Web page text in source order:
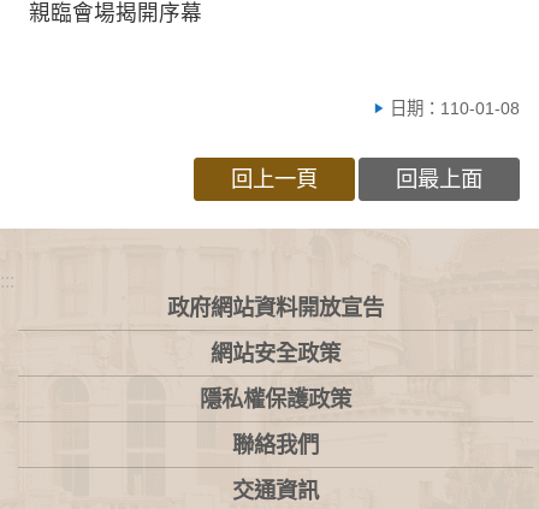
親臨會場揭開序幕
日期：110-01-08
回上一頁 回最上面
:::
政府網站資料開放宣告
網站安全政策
隱私權保護政策
聯絡我們
交通資訊